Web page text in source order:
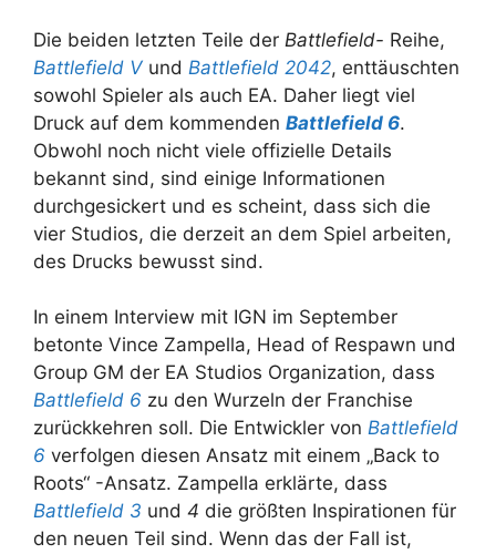
Die beiden letzten Teile der Battlefield- Reihe,
Battlefield V und Battlefield 2042, enttäuschten
sowohl Spieler als auch EA. Daher liegt viel
Druck auf dem kommenden Battlefield 6.
Obwohl noch nicht viele offizielle Details
bekannt sind, sind einige Informationen
durchgesickert und es scheint, dass sich die
vier Studios, die derzeit an dem Spiel arbeiten,
des Drucks bewusst sind.
In einem Interview mit IGN im September
betonte Vince Zampella, Head of Respawn und
Group GM der EA Studios Organization, dass
Battlefield 6 zu den Wurzeln der Franchise
zurückkehren soll. Die Entwickler von Battlefield
6 verfolgen diesen Ansatz mit einem „Back to
Roots“ -Ansatz. Zampella erklärte, dass
Battlefield 3 und 4 die größten Inspirationen für
den neuen Teil sind. Wenn das der Fall ist,